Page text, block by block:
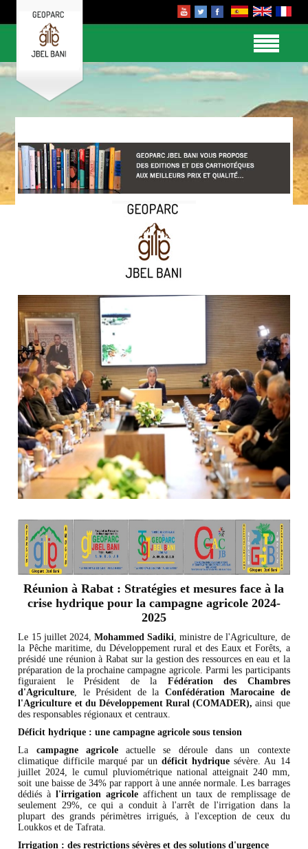
Réunion à Rabat : Stratégies et mesures face à la
crise hydrique pour la campagne agricole 2024-
2025
Le 15 juillet 2024, Mohammed Sadiki, ministre de l'Agriculture, de
la Pêche maritime, du Développement rural et des Eaux et Forêts, a
présidé une réunion à Rabat sur la gestion des ressources en eau et la
préparation de la prochaine campagne agricole. Parmi les participants
figuraient le Président de la Fédération des Chambres
d'Agriculture, le Président de la Confédération Marocaine de
l'Agriculture et du Développement Rural (COMADER), ainsi que
des responsables régionaux et centraux.
Déficit hydrique : une campagne agricole sous tension
La campagne agricoleactuelle se déroule dans un contexte
climatique difficile marqué par undéficit hydrique sévère. Au 14
juillet 2024, le cumul pluviométrique national atteignait 240 mm,
soit une baisse de 34% par rapport à une année normale. Les barrages
dédiés àl'irrigation agricoleaffichent un taux de remplissage de
seulement 29%, ce qui a conduit à l'arrêt de l'irrigation dans la
plupart des grands périmètres irrigués, à l'exception de ceux du
Loukkos et de Tafrata.
Irrigation : des restrictions sévères et des solutions d'urgence